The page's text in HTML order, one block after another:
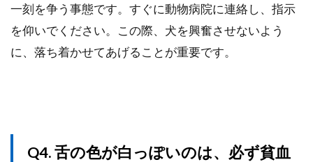
一刻を争う事態です。すぐに動物病院に連絡し、指示
を仰いでください。この際、犬を興奮させないよう
に、落ち着かせてあげることが重要です。
Q4. 舌の色が白っぽいのは、必ず貧血